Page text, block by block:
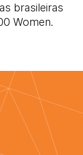
brasileiras
Women.